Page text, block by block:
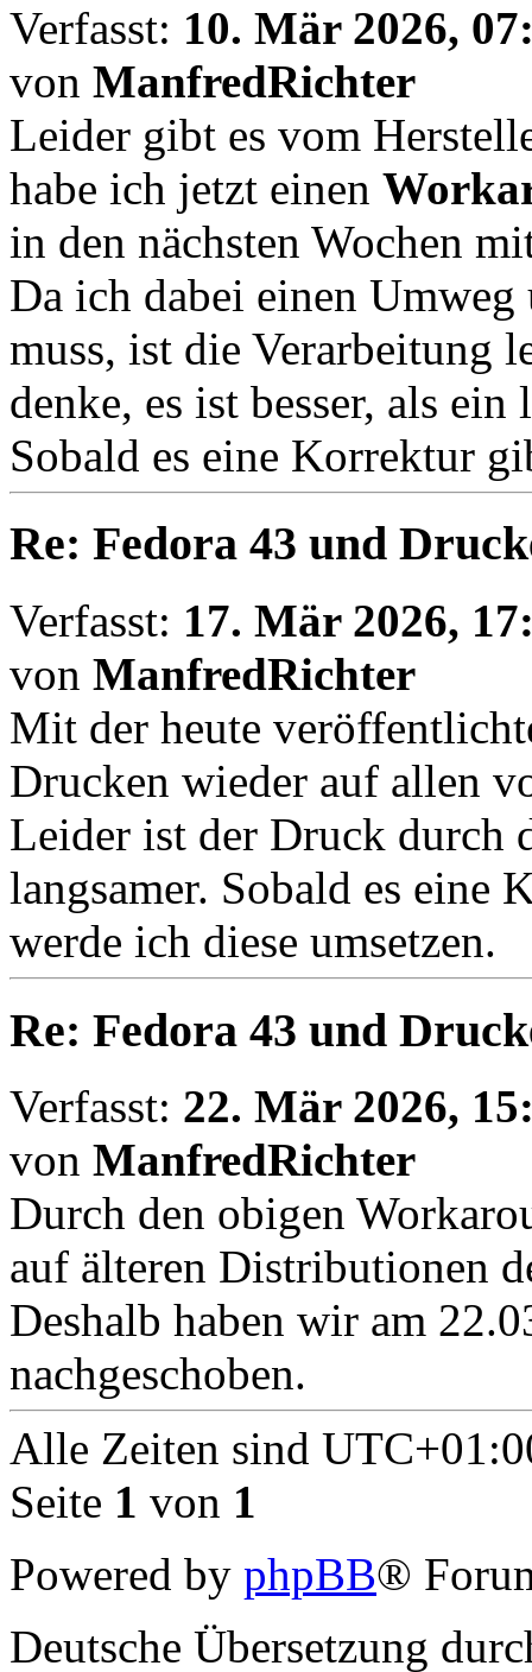
Verfasst: 10. Mär 2026,
von ManfredRichter
Leider gibt es vom
habe ich jetzt einen
in den nächsten Wochen
Da ich dabei einen
muss, ist die Verarbeitung
denke, es ist besser, als
Sobald es eine Korrektur
Re: Fedora 43 und
Verfasst: 17. Mär 2026,
von ManfredRichter
Mit der heute
Drucken wieder auf allen
Leider ist der Druck durch
langsamer. Sobald es
werde ich diese umsetzen.
Re: Fedora 43 und
Verfasst: 22. Mär 2026,
von ManfredRichter
Durch den obigen
auf älteren Distributionen
Deshalb haben wir am
nachgeschoben.
Alle Zeiten sind
Seite 1 von 1
Powered by phpBB®
Deutsche Übersetzung